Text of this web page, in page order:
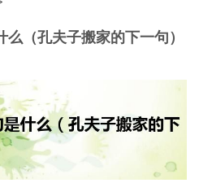
（孔夫子搬家的下一句）